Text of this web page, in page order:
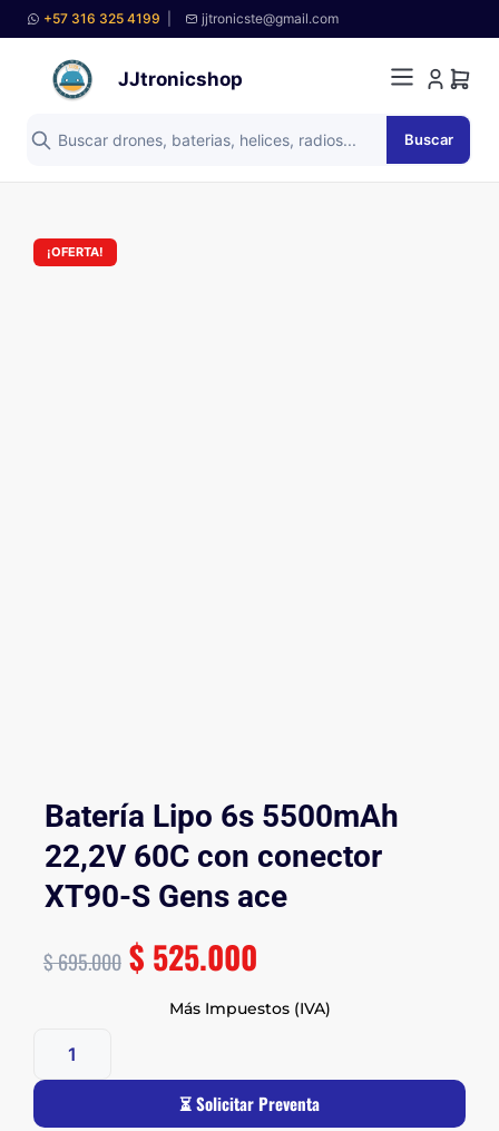
+57 316 325 4199 jjtronicste@gmail.com
JJtronicshop
Buscar
¡OFERTA!
Batería Lipo 6s 5500mAh
22,2V 60C con conector
XT90-S Gens ace
$695.000 $ 525.000
Más Impuestos (IVA)
⏳ Solicitar Preventa